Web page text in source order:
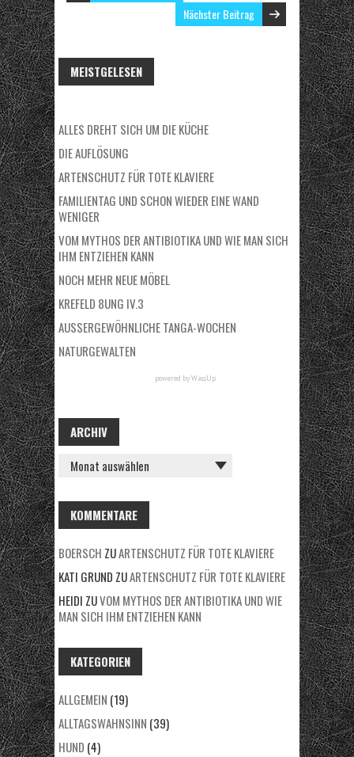
Nächster Beitrag
MEISTGELESEN
ALLES DREHT SICH UM DIE KÜCHE
DIE AUFLÖSUNG
ARTENSCHUTZ FÜR TOTE KLAVIERE
FAMILIENTAG UND SCHON WIEDER EINE WAND
WENIGER
VOM MYTHOS DER ANTIBIOTIKA UND WIE MAN SICH
IHM ENTZIEHEN KANN
NOCH MEHR NEUE MÖBEL
KREFELD 8UNG IV.3
AUSSERGEWÖHNLICHE TANGA-WOCHEN
NATURGEWALTEN
powered byWassUp
ARCHIV
A
R
H
I
V
KOMMENTARE
BOERSCH ZUARTENSCHUTZ FÜR TOTE KLAVIERE
KATI GRUND ZUARTENSCHUTZ FÜR TOTE KLAVIERE
HEIDI ZUVOM MYTHOS DER ANTIBIOTIKA UND WIE
MAN SICH IHM ENTZIEHEN KANN
KATEGORIEN
ALLGEMEIN (19)
ALLTAGSWAHNSINN (39)
HUND (4)